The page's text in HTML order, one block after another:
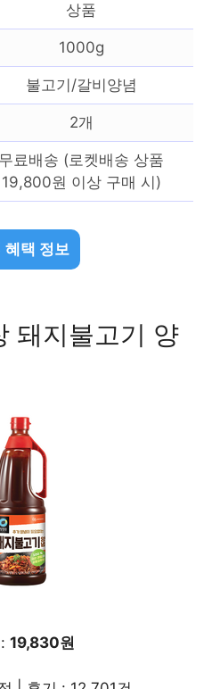
상품
1000g
불고기/갈비양념
2개
무료배송 (로켓배송 상품
19,800원 이상 구매 시)
혜택 정보
돼지불고기 양
19,830원